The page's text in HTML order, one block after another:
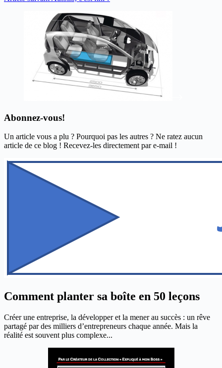
Abonnez-vous!
Un article vous a plu ? Pourquoi pas les autres ? Ne ratez aucun
article de ce blog ! Recevez-les directement par e-mail !
Comment planter sa boîte en 50 leçons
Créer une entreprise, la développer et la mener au succès : un rêve
partagé par des milliers d’entrepreneurs chaque année. Mais la
réalité est souvent plus complexe...